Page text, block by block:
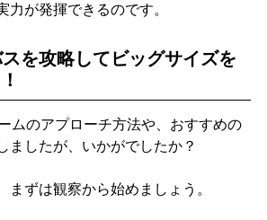
力が発揮できるのです。
を攻略してビッグサイズを
ムのアプローチ方法や、おすすめの
ましたが、いかがでしたか？
まずは観察から始めましょう。